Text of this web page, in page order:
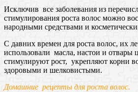
Исключив все заболевания из
стимулирования роста волос можно
народными средствами и
С давних времен для роста волос, их
использовали масла, настои и отвары
стимулируют рост, укрепляют корни
здоровыми и шелковистыми.
Домашние рецепты для роста волос.